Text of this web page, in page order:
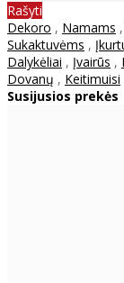
Rašyti
Dekoro , Namams ,
Sukaktuvėms ,
Dalykėliai , Įvairūs ,
Dovanų , Keitimuisi
Susijusios prekės